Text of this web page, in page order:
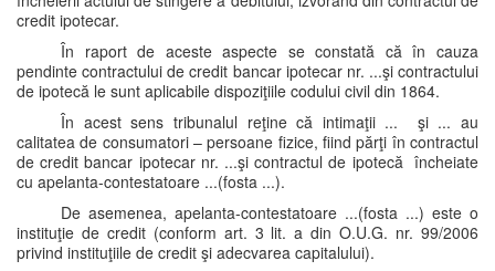
credit ipotecar.
În raport de aceste aspecte se constată că în cauza
pendinte contractului de credit bancar ipotecar nr. ...şi contractului
de ipotecă le sunt aplicabile dispoziţiile codului civil din 1864.
În acest sens tribunalul reţine că intimaţii ... şi ... au
calitatea de consumatori – persoane fizice, fiind părţi în contractul
de credit bancar ipotecar nr. ...şi contractul de ipotecă încheiate
cu apelanta-contestatoare ...(fosta ...).
De asemenea, apelanta-contestatoare ...(fosta ...) este o
instituţie de credit (conform art. 3 lit. a din O.U.G. nr. 99/2006
privind instituţiile de credit şi adecvarea capitalului).